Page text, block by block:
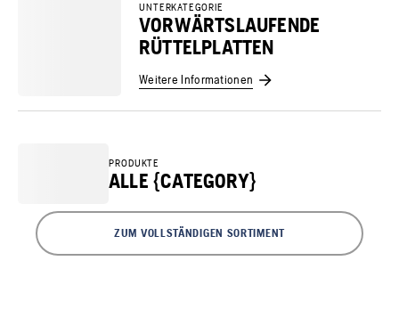
UNTERKATEGORIE
VORWÄRTSLAUFENDE
RÜTTELPLATTEN
Weitere Informationen
PRODUKTE
ALLE {CATEGORY}
ZUM VOLLSTÄNDIGEN SORTIMENT